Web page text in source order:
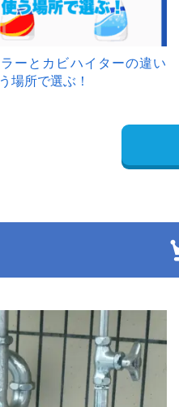
ーとカビハイターの違い
場所で選ぶ！